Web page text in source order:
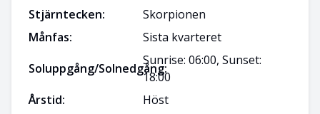
Stjärntecken:
Skorpionen
Månfas:
Sista kvarteret
Soluppgång/Solnedgång:
Sunrise: 06:00, Sunset:
18:00
Årstid:
Höst